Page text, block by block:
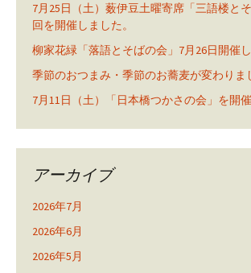
7月25日（土）薮伊豆土曜寄席「三語楼と
回を開催しました。
柳家花緑「落語とそばの会」7月26日開催し
季節のおつまみ・季節のお蕎麦が変わりま
7月11日（土）「日本橋つかさの会」を開催
アーカイブ
2026年7月
2026年6月
2026年5月